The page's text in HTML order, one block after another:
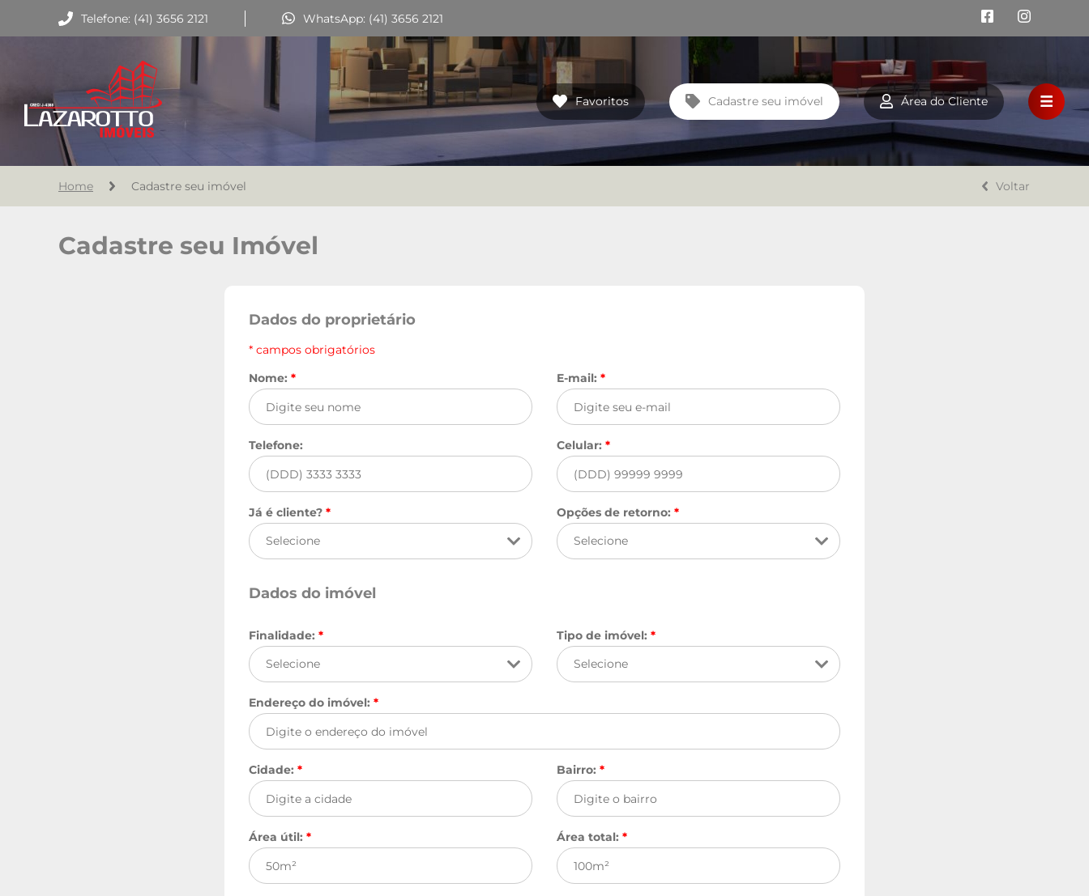
Telefone: (41) 3656 2121 WhatsApp: (41) 3656 2121
Favoritos Cadastre seu imóvel
Área do Cliente
HOME
VENDA
Home Cadastre seu imóvel Voltar
Cadastre seu Imóvel
Dados do proprietário
* campos obrigatórios
Nome: * E-mail: *
Telefone: Celular: *
Já é cliente? * Opções de retorno: *
Dados do imóvel
Finalidade: * Tipo de imóvel: *
Endereço do imóvel: *
Cidade: * Bairro: *
Área útil: * Área total: *